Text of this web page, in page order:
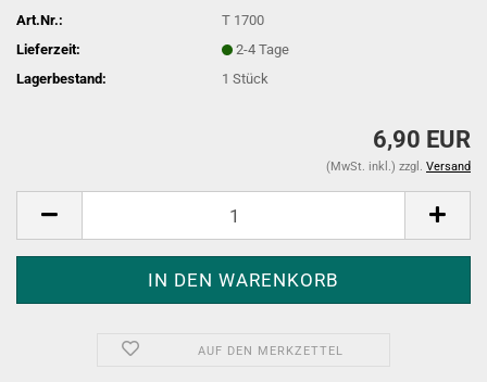
Art.Nr.:
T 1700
Lieferzeit:
2-4 Tage
Lagerbestand:
1Stück
6,90 EUR
(MwSt. inkl.) zzgl. Versand
AUF DEN MERKZETTEL